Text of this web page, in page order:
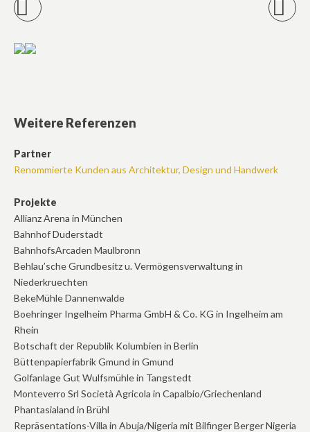
Weitere Referenzen
Partner
Renommierte Kunden aus Architektur, Design und Handwerk
Projekte
Allianz Arena in München
Bahnhof Duderstadt
BahnhofsArcaden Maulbronn
Behlau’sche Grundbesitz u. Vermögensverwaltung in
Niederkruechten
BekeMühle Dannenwalde
Boehringer Ingelheim Pharma GmbH & Co. KG in Ingelheim am
Rhein
Botschaft der Republik Kolumbien in Berlin
Büttenpapierfabrik Gmund in Gmund
Golfanlage Gut Wulfsmühle in Tangstedt
Monteverro Srl Società Agricola in Capalbio/Griechenland
Phantasialand in Brühl
Repräsentations-Villa in Abuja/Nigeria mit Bilfinger Berger Nigeria